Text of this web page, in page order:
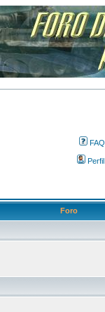
FAQ
Perfil
Foro